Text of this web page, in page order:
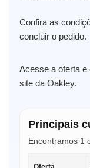
Confira as
concluir o pedido.
Acesse a oferta
site da Oakley.
Principais
Encontramos 1